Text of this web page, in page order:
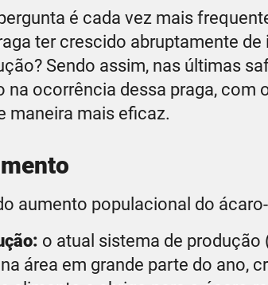
é cada vez mais
ter crescido abruptamente
Sendo assim, nas últimas
na ocorrência dessa praga, com
maneira mais eficaz.
aumento populacional do
o atual sistema de
área em grande parte do ano,